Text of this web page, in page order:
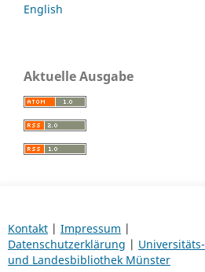
English
Aktuelle Ausgabe
Kontakt| Impressum |
Datenschutzerklärung | Universitäts-
und Landesbibliothek Münster